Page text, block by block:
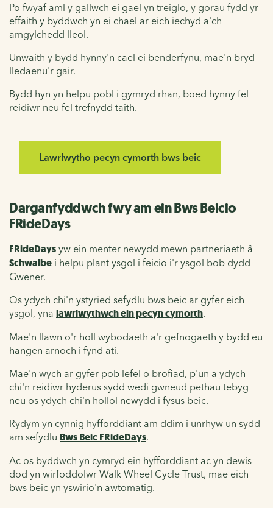
Po fwyaf aml y gallwch ei gael yn treiglo, y gorau fydd yr
effaith y byddwch yn ei chael ar eich iechyd a'ch
amgylchedd lleol.
Unwaith y bydd hynny'n cael ei benderfynu, mae'n bryd
lledaenu'r gair.
Bydd hyn yn helpu pobl i gymryd rhan, boed hynny fel
reidiwr neu fel trefnydd taith.
Lawrlwytho pecyn cymorth bws beic
Darganfyddwch fwy am ein Bws Beicio
FRideDays
FRideDays yw ein menter newydd mewn partneriaeth â
Schwalbe i helpu plant ysgol i feicio i'r ysgol bob dydd
Gwener.
Os ydych chi'n ystyried sefydlu bws beic ar gyfer eich
ysgol, yna lawrlwythwch ein pecyn cymorth.
Mae'n llawn o'r holl wybodaeth a'r gefnogaeth y bydd eu
hangen arnoch i fynd ati.
Mae'n wych ar gyfer pob lefel o brofiad, p'un a ydych
chi'n reidiwr hyderus sydd wedi gwneud pethau tebyg
neu os ydych chi'n hollol newydd i fysus beic.
Rydym yn cynnig hyfforddiant am ddim i unrhyw un sydd
am sefydlu Bws Beic FRideDays.
Ac os byddwch yn cymryd ein hyfforddiant ac yn dewis
dod yn wirfoddolwr Walk Wheel Cycle Trust, mae eich
bws beic yn yswirio'n awtomatig.